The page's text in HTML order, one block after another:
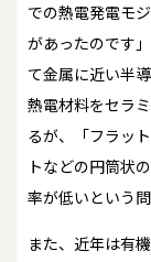
での熱電発電モ
があったのです
て金属に近い半
熱電材料をセラ
るが、「フラッ
トなどの円筒状
率が低いという
また、近年は有